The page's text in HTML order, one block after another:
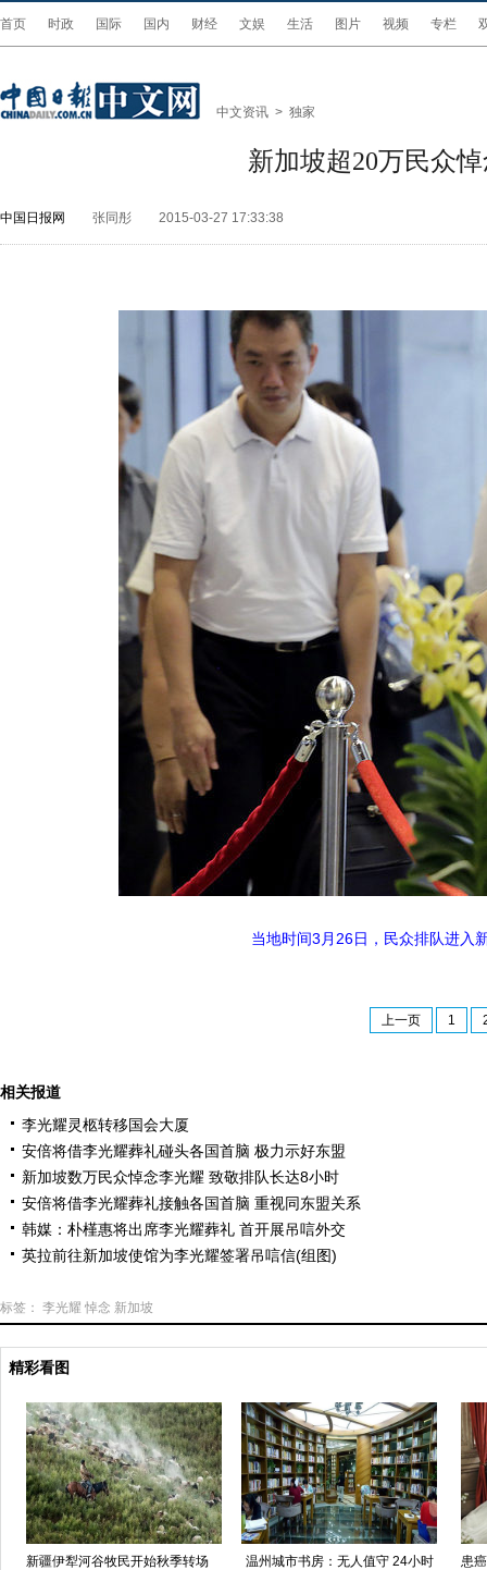
首页 时政 国际 国内 财经 文娱 生活 图片 视频 专栏
中文资讯 > 独家
新加坡超20万民众
中国日报网 张同彤 2015-03-27 17:33:38
当地时间3月26日，民众排队进入
上一页 1
相关报道
李光耀灵柩转移国会大厦
安倍将借李光耀葬礼碰头各国首脑 极力示好东盟
新加坡数万民众悼念李光耀 致敬排队长达8小时
安倍将借李光耀葬礼接触各国首脑 重视同东盟关系
韩媒：朴槿惠将出席李光耀葬礼 首开展吊唁外交
英拉前往新加坡使馆为李光耀签署吊唁信(组图)
标签： 李光耀 悼念 新加坡
精彩看图
新疆伊犁河谷牧民开始秋季转场
温州城市书房：无人值守 24小时
患